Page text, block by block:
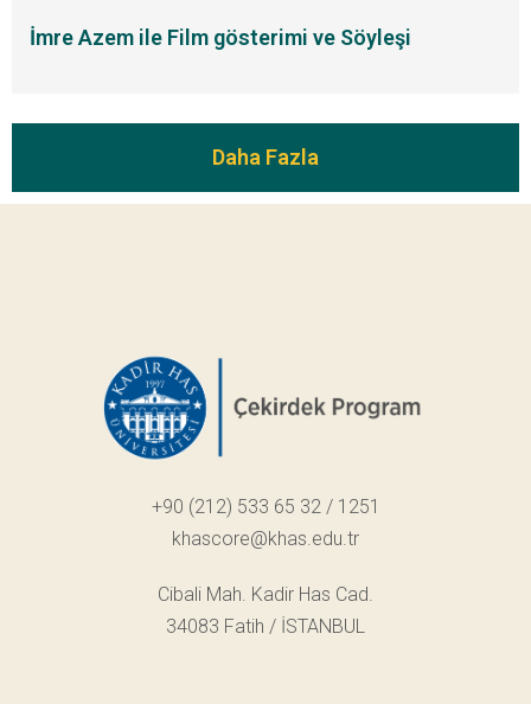
İmre Azem ile Film gösterimi ve Söyleşi
Daha Fazla
+90 (212) 533 65 32 / 1251
khascore@khas.edu.tr
Cibali Mah. Kadir Has Cad.
34083 Fatih / İSTANBUL